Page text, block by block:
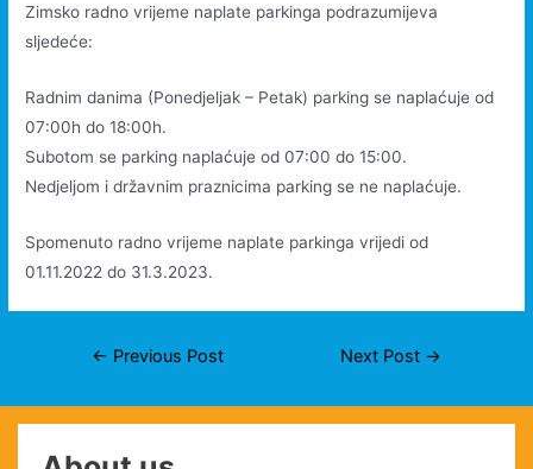
Zimsko radno vrijeme naplate parkinga podrazumijeva
sljedeće:
Radnim danima (Ponedjeljak – Petak) parking se naplaćuje od
07:00h do 18:00h.
Subotom se parking naplaćuje od 07:00 do 15:00.
Nedjeljom i državnim praznicima parking se ne naplaćuje.
Spomenuto radno vrijeme naplate parkinga vrijedi od
01.11.2022 do 31.3.2023.
Post← Previous Post Next Post →